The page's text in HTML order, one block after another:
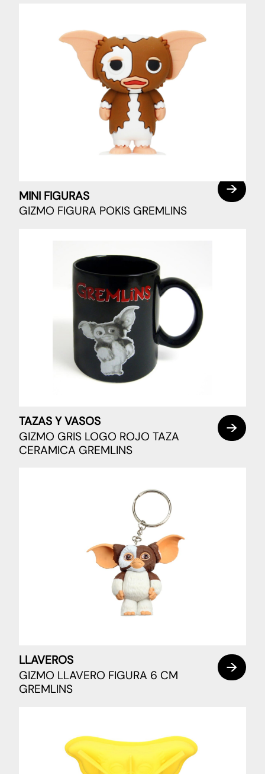
MINI FIGURAS
GIZMO FIGURA POKIS GREMLINS
TAZAS Y VASOS
GIZMO GRIS LOGO ROJO TAZA
CERAMICA GREMLINS
LLAVEROS
GIZMO LLAVERO FIGURA 6 CM
GREMLINS